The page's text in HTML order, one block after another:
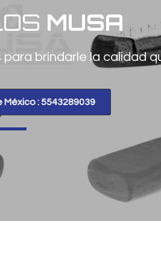
MUSA
brindarle la calidad
: 5543289039